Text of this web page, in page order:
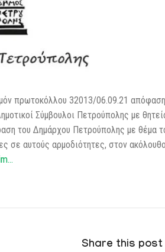
πρωτοκόλλου 32013/06.09.21
Σύμβουλοι Πετρούπολης με
του Δημάρχου Πετρούπολης με θέμα
σε αυτούς αρμοδιότητες, στον
Share this